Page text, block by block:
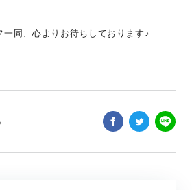
一同、心よりお待ちしております♪